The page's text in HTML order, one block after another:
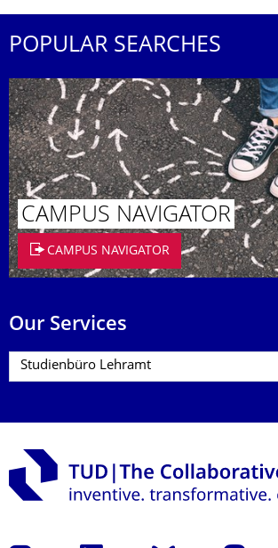
POPULAR SEARCHES
CAMPUS NAVIGATOR
CAMPUS NAVIGATOR
Our Services